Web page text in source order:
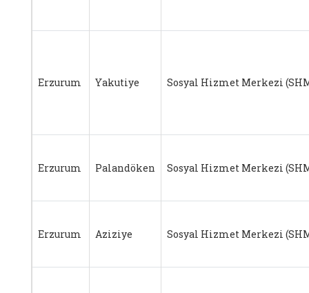
Erzurum Yakutiye Sosyal Hizmet Merkezi
Erzurum Palandöken Sosyal Hizmet Merkezi
Erzurum Aziziye Sosyal Hizmet Merkezi